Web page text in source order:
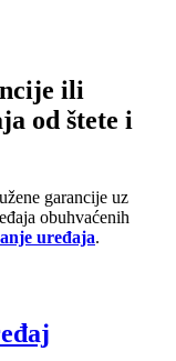
ili
od štete i
garancije uz
obuhvaćenih
uređaja.